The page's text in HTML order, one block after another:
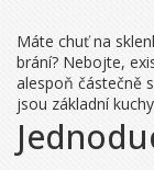
Máte chuť na
brání? Nebojte,
alespoň částečně
jsou základní